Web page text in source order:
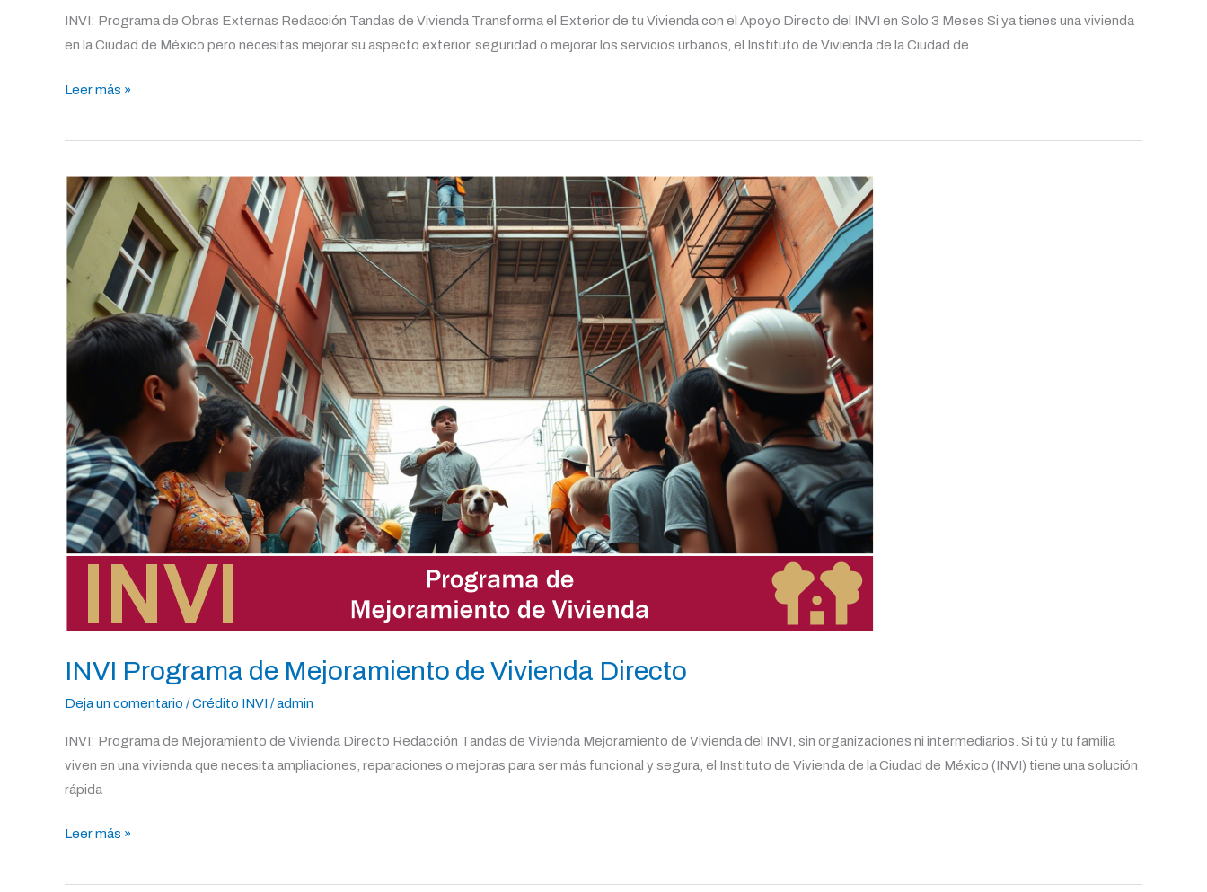
INVI: Programa de Obras Externas Redacción Tandas de Vivienda Transforma el Exterior de tu Vivienda con el Apoyo Directo del INVI en Solo 3 Meses Si ya tienes una vivienda
en la Ciudad de México pero necesitas mejorar su aspecto exterior, seguridad o mejorar los servicios urbanos, el Instituto de Vivienda de la Ciudad de
Leer más »
INVI Programa de Mejoramiento de Vivienda Directo
Deja un comentario /Crédito INVI/admin
INVI: Programa de Mejoramiento de Vivienda Directo Redacción Tandas de Vivienda Mejoramiento de Vivienda del INVI, sin organizaciones ni intermediarios. Si tú y tu familia
viven en una vivienda que necesita ampliaciones, reparaciones o mejoras para ser más funcional y segura, el Instituto de Vivienda de la Ciudad de México (INVI) tiene una solución
rápida
INVI
Programa
de
Mejoramiento
de
Vivienda
Directo
Leer más »